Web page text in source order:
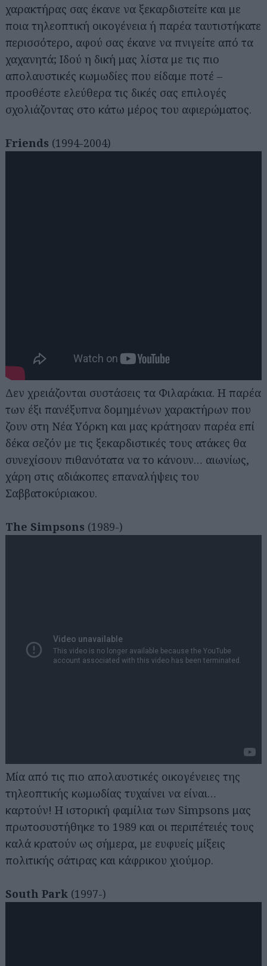
χαρακτήρας σας έκανε να ξεκαρδιστείτε και με
ποια τηλεοπτική οικογένεια ή παρέα ταυτιστήκατε
περισσότερο, αφού σας έκανε να πνιγείτε από τα
χαχανητά; Ιδού η δική μας λίστα με τις πιο
απολαυστικές κωμωδίες που είδαμε ποτέ –
προσθέστε ελεύθερα τις δικές σας επιλογές
σχολιάζοντας στο κάτω μέρος του αφιερώματος.
Friends (1994-2004)
Δεν χρειάζονται συστάσεις τα Φιλαράκια. Η παρέα
των έξι πανέξυπνα δομημένων χαρακτήρων που
ζουν στη Νέα Υόρκη και μας κράτησαν παρέα επί
δέκα σεζόν με τις ξεκαρδιστικές τους ατάκες θα
συνεχίσουν πιθανότατα να το κάνουν… αιωνίως,
χάρη στις αδιάκοπες επαναλήψεις του
Σαββατοκύριακου.
The Simpsons (1989-)
Μία από τις πιο απολαυστικές οικογένειες της
τηλεοπτικής κωμωδίας τυχαίνει να είναι…
καρτούν! Η ιστορική φαμίλια των Simpsons μας
πρωτοσυστήθηκε το 1989 και οι περιπέτειές τους
καλά κρατούν ως σήμερα, με ευφυείς μίξεις
πολιτικής σάτιρας και κάφρικου χιούμορ.
South Park (1997-)